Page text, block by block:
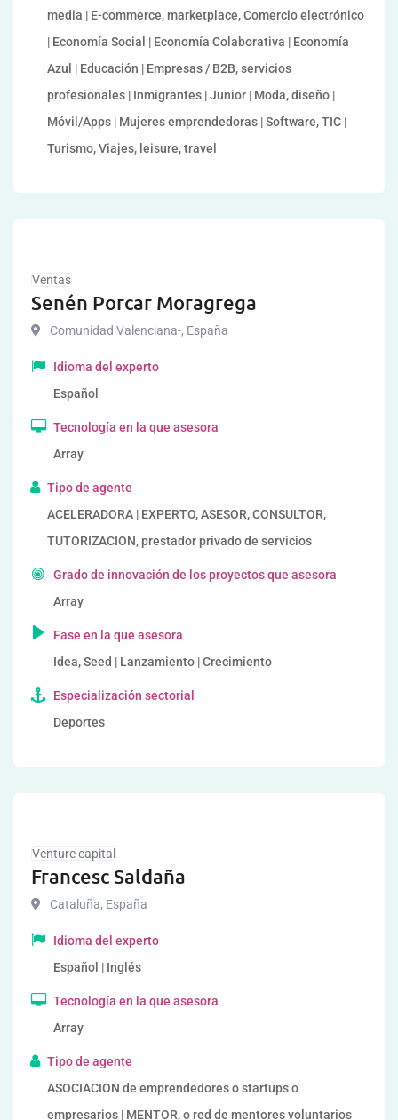
media | E-commerce, marketplace, Comercio electrónico
| Economía Social | Economía Colaborativa | Economía
Azul | Educación | Empresas / B2B, servicios
profesionales | Inmigrantes | Junior | Moda, diseño |
Móvil/Apps | Mujeres emprendedoras | Software, TIC |
Turismo, Viajes, leisure, travel
Ventas
Senén Porcar Moragrega
Comunidad Valenciana-, España
Idioma del experto
Español
Tecnología en la que asesora
Array
Tipo de agente
ACELERADORA | EXPERTO, ASESOR, CONSULTOR,
TUTORIZACION, prestador privado de servicios
Grado de innovación de los proyectos que asesora
Array
Fase en la que asesora
Idea, Seed | Lanzamiento | Crecimiento
Especialización sectorial
Deportes
Venture capital
Francesc Saldaña
Cataluña, España
Idioma del experto
Español | Inglés
Tecnología en la que asesora
Array
Tipo de agente
ASOCIACION de emprendedores o startups o
empresarios | MENTOR, o red de mentores voluntarios